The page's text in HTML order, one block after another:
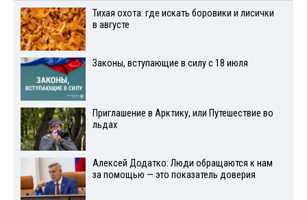
Тихая охота: где искать боровики и лисички
в августе
Законы, вступающие в силу с 18 июля
Приглашение в Арктику, или Путешествие во
льдах
Алексей Додатко: Люди обращаются к нам
за помощью — это показатель доверия